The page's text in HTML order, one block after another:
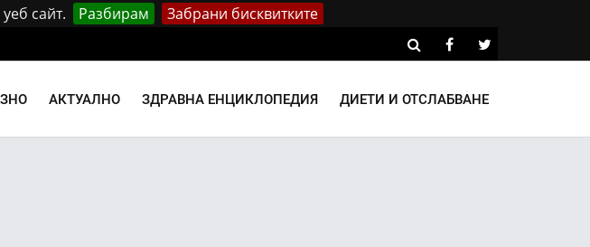
сайт. Разбирам Забрани бисквитките
АКТУАЛНО ЗДРАВНА ЕНЦИКЛОПЕДИЯ ДИЕТИ И ОТСЛАБВАНЕ